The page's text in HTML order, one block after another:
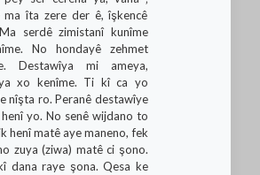
ma îta zere der ê, îşkencê
serdê zimistanî kunîme
No hondayê zehmet
Destawîya mi ameya,
xo kenîme. Ti kî ca yo
nîşta ro. Peranê destawîye
henî yo. No senê wijdano to
henî matê aye maneno, fek
zuya (ziwa) matê ci şono.
dana raye şona. Qesa ke